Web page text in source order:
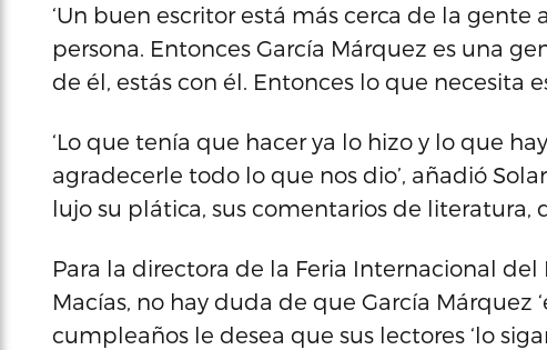
‘Un buen escritor está más cerca de la gente
persona. Entonces García Márquez es una
de él, estás con él. Entonces lo que necesita
‘Lo que tenía que hacer ya lo hizo y lo que
agradecerle todo lo que nos dio’, añadió
lujo su plática, sus comentarios de literatura,
Para la directora de la Feria Internacional del
Macías, no hay duda de que García Márquez
cumpleaños le desea que sus lectores ‘lo